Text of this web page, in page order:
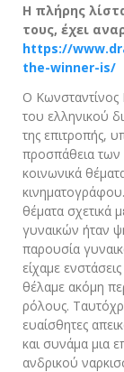
Η πλήρης
τους, έχει
https://
the-winner-is/
Ο Κωνσταντίνος
του ελληνικού
της επιτροπής,
προσπάθεια των
κοινωνικά
θέματα σχετικά
γυναικών ήταν
παρουσία
είχαμε
θέλαμε ακόμη
ρόλους.
ευαίσθητες
και συνάμα μια
ανδρικού